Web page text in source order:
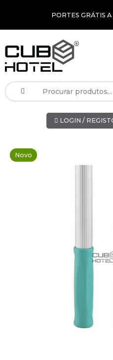
PORTES GRÁTIS
LOGIN /
Novo